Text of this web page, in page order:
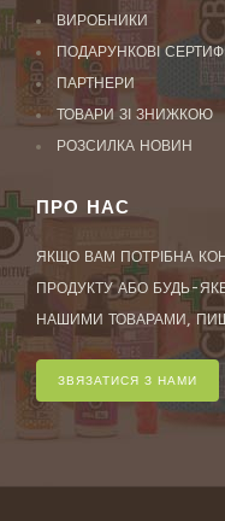
ВИРОБНИКИ
ПОДАРУНКОВІ
ПАРТНЕРИ
ТОВАРИ ЗІ ЗНИЖКОЮ
РОЗСИЛКА НОВИН
ПРО НАС
ЯКЩО ВАМ ПОТРІБНА
ПРОДУКТУ АБО БУДЬ-
НАШИМИ ТОВАРАМИ,
ЗВЯЗАТИСЯ З НАМИ